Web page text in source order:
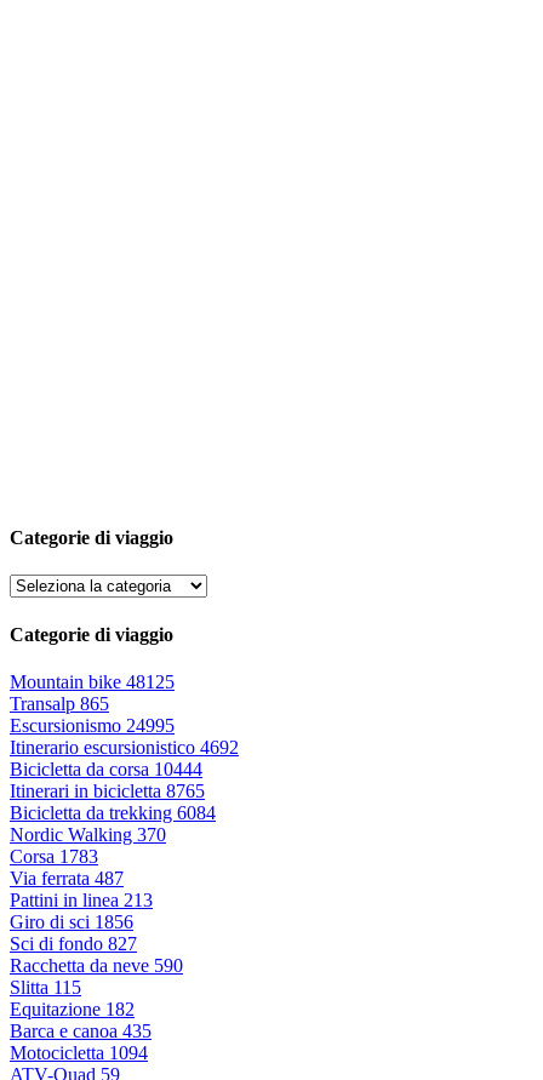
Categorie di viaggio
Categorie di viaggio
Mountain bike 48125
Transalp 865
Escursionismo 24995
Itinerario escursionistico 4692
Bicicletta da corsa 10444
Itinerari in bicicletta 8765
Bicicletta da trekking 6084
Nordic Walking 370
Corsa 1783
Via ferrata 487
Pattini in linea 213
Giro di sci 1856
Sci di fondo 827
Racchetta da neve 590
Slitta 115
Equitazione 182
Barca e canoa 435
Motocicletta 1094
ATV-Quad 59